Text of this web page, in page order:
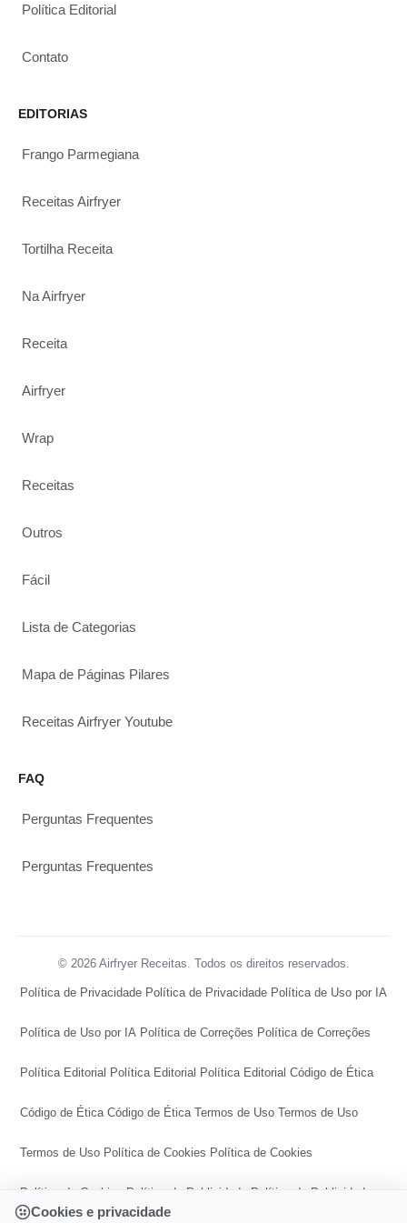
Política Editorial
Contato
EDITORIAS
Frango Parmegiana
Receitas Airfryer
Tortilha Receita
Na Airfryer
Receita
Airfryer
Wrap
Receitas
Outros
Fácil
Lista de Categorias
Mapa de Páginas Pilares
Receitas Airfryer Youtube
FAQ
Perguntas Frequentes
Perguntas Frequentes
© 2026 Airfryer Receitas. Todos os direitos reservados.
Política de Privacidade Política de Privacidade Política de Uso por IA
Política de Uso por IA Política de Correções Política de Correções
Política Editorial Política Editorial Política Editorial Código de Ética
Código de Ética Código de Ética Termos de Uso Termos de Uso
Termos de Uso Política de Cookies Política de Cookies
Política de Cookies Política de Publicidade Política de Publicidade
Cookies e privacidade